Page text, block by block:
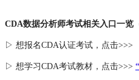
CDA数据分析师考试相关入口一览
▷ 想报名CDA认证考试，点击>>>
▷ 想学习CDA考试教材，点击>>>